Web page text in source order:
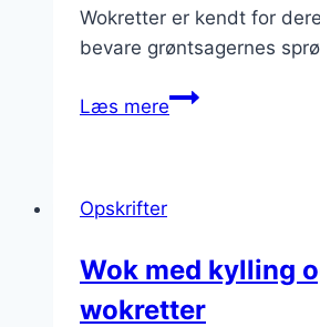
Wokretter er kendt for
bevare grøntsagernes
Læs mereWok
Opskrifter
Wok med kylling
wokretter